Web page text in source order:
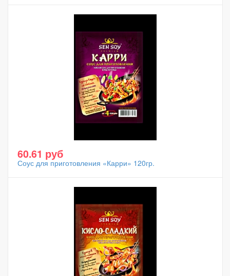
60.61 руб
Соус для приготовления «Карри» 120гр.